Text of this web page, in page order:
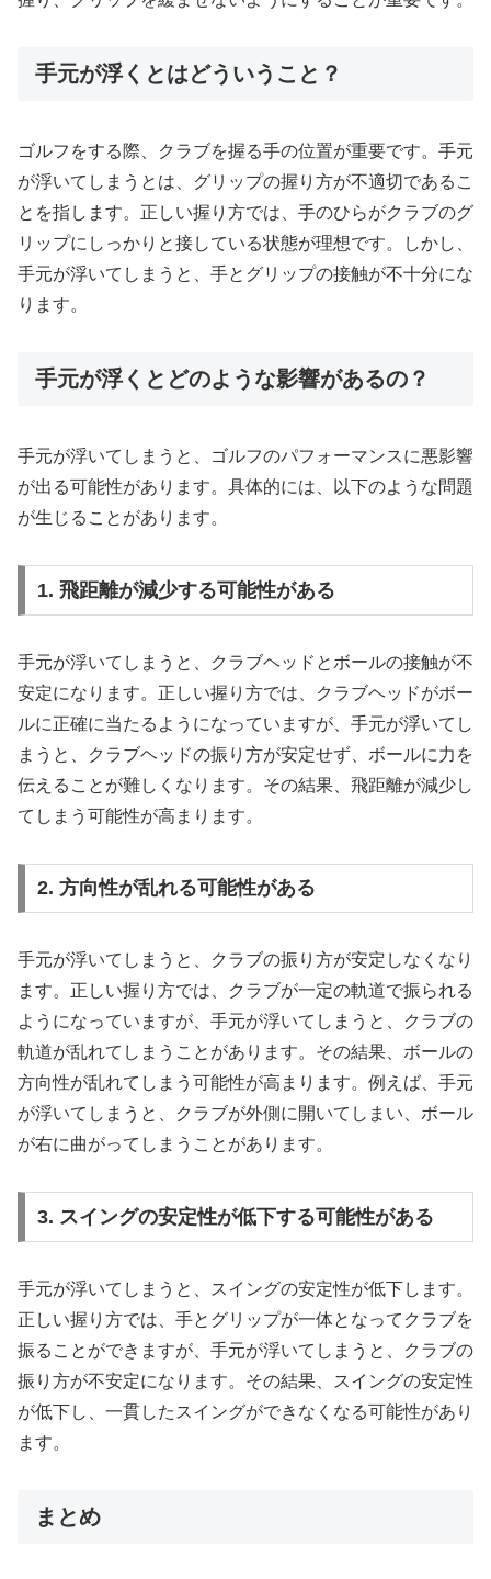
手元が浮くとはどういうこと？
ゴルフをする際、クラブを握る手の位置が重要です。手元
が浮いてしまうとは、グリップの握り方が不適切であるこ
とを指します。正しい握り方では、手のひらがクラブのグ
リップにしっかりと接している状態が理想です。しかし、
手元が浮いてしまうと、手とグリップの接触が不十分にな
ります。
手元が浮くとどのような影響があるの？
手元が浮いてしまうと、ゴルフのパフォーマンスに悪影響
が出る可能性があります。具体的には、以下のような問題
が生じることがあります。
1. 飛距離が減少する可能性がある
手元が浮いてしまうと、クラブヘッドとボールの接触が不
安定になります。正しい握り方では、クラブヘッドがボー
ルに正確に当たるようになっていますが、手元が浮いてし
まうと、クラブヘッドの振り方が安定せず、ボールに力を
伝えることが難しくなります。その結果、飛距離が減少し
てしまう可能性が高まります。
2. 方向性が乱れる可能性がある
手元が浮いてしまうと、クラブの振り方が安定しなくなり
ます。正しい握り方では、クラブが一定の軌道で振られる
ようになっていますが、手元が浮いてしまうと、クラブの
軌道が乱れてしまうことがあります。その結果、ボールの
方向性が乱れてしまう可能性が高まります。例えば、手元
が浮いてしまうと、クラブが外側に開いてしまい、ボール
が右に曲がってしまうことがあります。
3. スイングの安定性が低下する可能性がある
手元が浮いてしまうと、スイングの安定性が低下します。
正しい握り方では、手とグリップが一体となってクラブを
振ることができますが、手元が浮いてしまうと、クラブの
振り方が不安定になります。その結果、スイングの安定性
が低下し、一貫したスイングができなくなる可能性があり
ます。
まとめ